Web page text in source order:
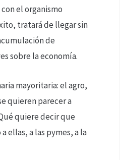
el organismo
tratará de llegar sin
de
sobre la economía.
mayoritaria: el agro,
quieren parecer a
quiere decir que
ellas, a las pymes, a la